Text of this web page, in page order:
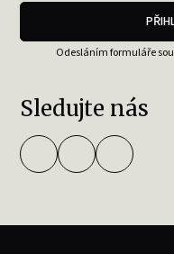
Odesláním formuláře
Sledujte nás